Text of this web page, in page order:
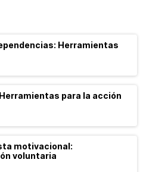
Herramientas
para la acción
motivacional:
voluntaria